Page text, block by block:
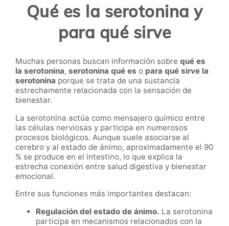
Qué es la serotonina y
para qué sirve
Muchas personas buscan información sobre qué es
la serotonina, serotonina qué es o para qué sirve la
serotonina porque se trata de una sustancia
estrechamente relacionada con la sensación de
bienestar.
La serotonina actúa como mensajero químico entre
las células nerviosas y participa en numerosos
procesos biológicos. Aunque suele asociarse al
cerebro y al estado de ánimo, aproximadamente el 90
% se produce en el intestino, lo que explica la
estrecha conexión entre salud digestiva y bienestar
emocional.
Entre sus funciones más importantes destacan:
Regulación del estado de ánimo. La serotonina
participa en mecanismos relacionados con la